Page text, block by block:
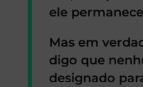
ele
Mas em
digo que
designado